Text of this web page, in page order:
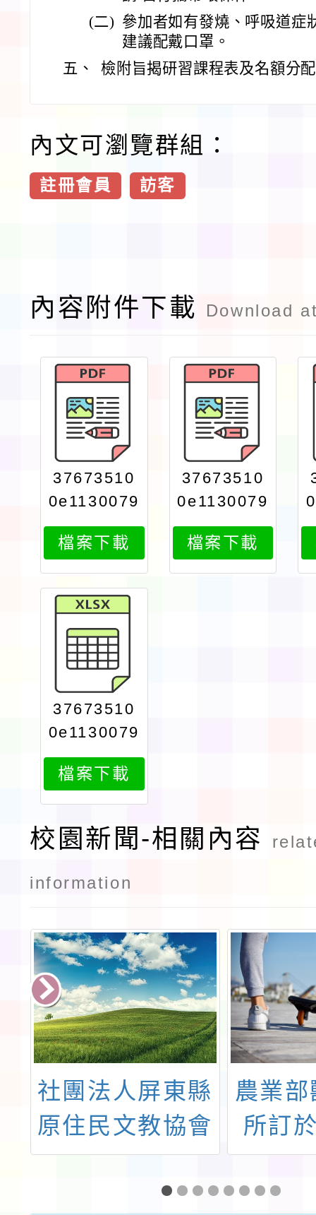
(二) 參加者如有發燒、呼吸道症
建議配戴口罩。
五、
檢附旨揭研習課程表及名額分
內文可瀏覽群組：
註冊會員 訪客
內容附件下載 Download
37673510
0e1130079
098print
檔案下載
37673510
0e1130079
098attach
1
檔案下載
37673510
0e1130079
098attach
3
檔案下載
校園新聞-相關內容
information
社團法人屏東縣
原住民文教協會
辦理「113年第
4屆Vusam文學
農業
所訂
月26
教育